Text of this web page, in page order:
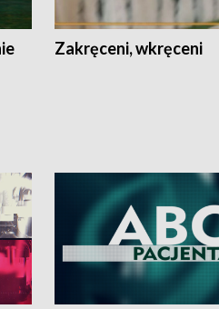
Zakręceni, wkręceni